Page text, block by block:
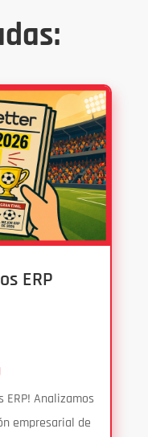
ERP
ERP! Analizamos
empresarial de